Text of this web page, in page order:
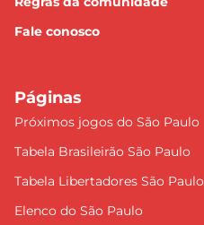
Fale conosco
Páginas
Próximos jogos do São Paulo
Tabela Brasileirão São Paulo
Tabela Libertadores São Paulo
Elenco do São Paulo